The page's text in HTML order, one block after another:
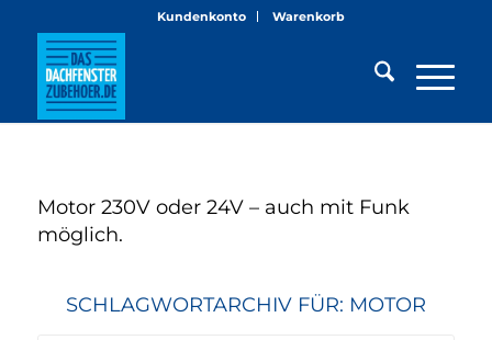
Kundenkonto Warenkorb
Motor 230V oder 24V – auch mit Funk
möglich.
SCHLAGWORTARCHIV FÜR: MOTOR